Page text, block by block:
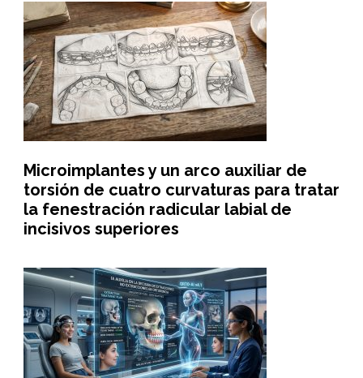
Microimplantes y un arco auxiliar de
torsión de cuatro curvaturas para tratar
la fenestración radicular labial de
incisivos superiores